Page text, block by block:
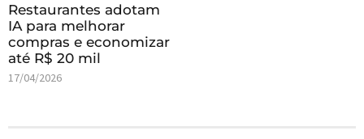
Restaurantes adotam
IA para melhorar
compras e economizar
até R$ 20 mil
17/04/2026